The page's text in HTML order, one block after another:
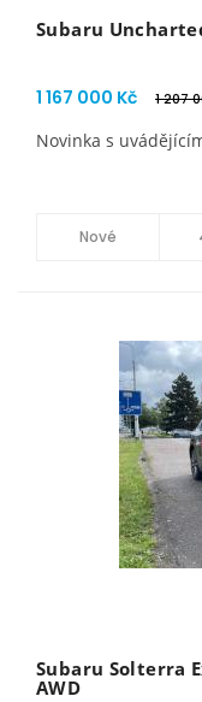
Subaru
1 167 000 Kč 1 207
Novinka s
Nové
Subaru Solterra
AWD